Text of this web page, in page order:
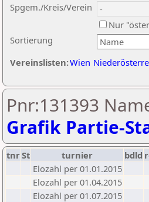
Sortierung
Spgem./Kreis/Verein
Nur
Vereinslisten:Wien
Pnr:131393
Grafik Partie-
tnrSt turnier bdld
Elozahl per 01.01.2015
Elozahl per 01.04.2015
Elozahl per 01.07.2015